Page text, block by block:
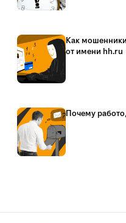
Как
от имени hh.ru
Почему